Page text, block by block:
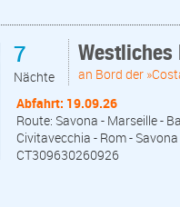
7
Nächte
Westliches
an Bord der
Abfahrt: 19.09.26
Route: Savona - Marseille -
Civitavecchia - Rom - Savona
CT309630260926